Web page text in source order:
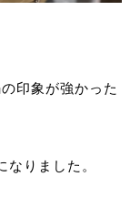
印象が強かった
りました。